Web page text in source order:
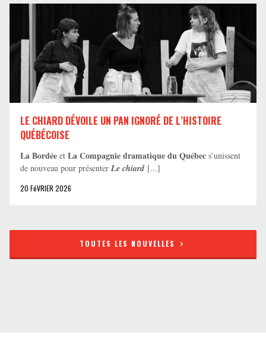
LE CHIARD DÉVOILE UN PAN IGNORÉ DE L’HISTOIRE
QUÉBÉCOISE
La Bordée et La Compagnie dramatique du Québec s’unissent
de nouveau pour présenter Le chiard [...]
20 FéVRIER 2026
TOUTES LES NOUVELLES